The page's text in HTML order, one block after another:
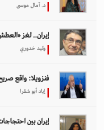
د. آمال موسى
إيران.. لغز
وليد خدوري
فنزويلا: واقع
إياد أبو شقرا
إيران بين